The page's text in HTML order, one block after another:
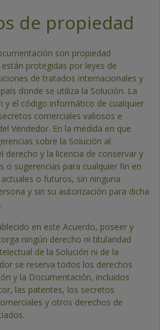
de propiedad
son propiedad
protegidas por leyes de
de tratados internacionales y
donde se utiliza la Solución. La
y el código informático de cualquier
comerciales valiosos e
Vendedor. En la medida en que
sobre la Solución al
derecho y la licencia de conservar y
o sugerencias para cualquier fin en
o futuros, sin ninguna
y sin su autorización para dicha
en este Acuerdo, poseer y
ningún derecho ni titularidad
de la Solución ni de la
se reserva todos los derechos
y la Documentación, incluidos
las patentes, los secretos
y otros derechos de